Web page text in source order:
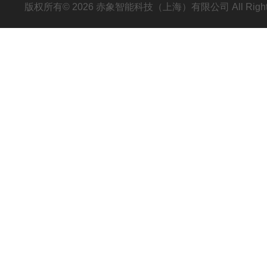
版权所有© 2026 赤象智能科技（上海）有限公司 All